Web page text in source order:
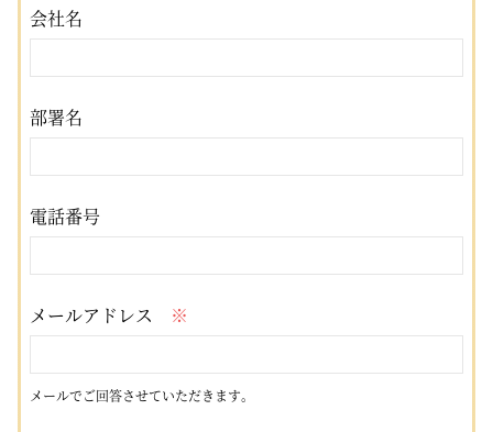
会社名
部署名
電話番号
メールアドレス ※
メールでご回答させていただきます。